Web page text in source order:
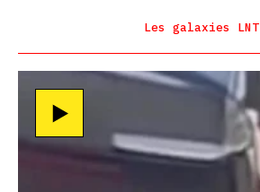
Les galaxies LNT